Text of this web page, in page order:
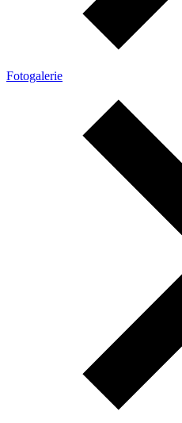
Fotogalerie